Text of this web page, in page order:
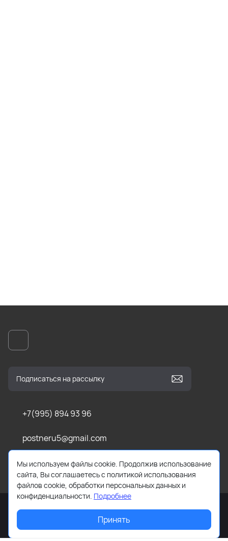
+7(995) 894 93 96
postneru5@gmail.com
Усть-Абаканский р-н, Калинино
Мы используем файлы cookie. Продолжив использование
сайта, Вы соглашаетесь с политикой использования
файлов cookie, обработки персональных данных и
конфиденциальности. Подробнее
Принять